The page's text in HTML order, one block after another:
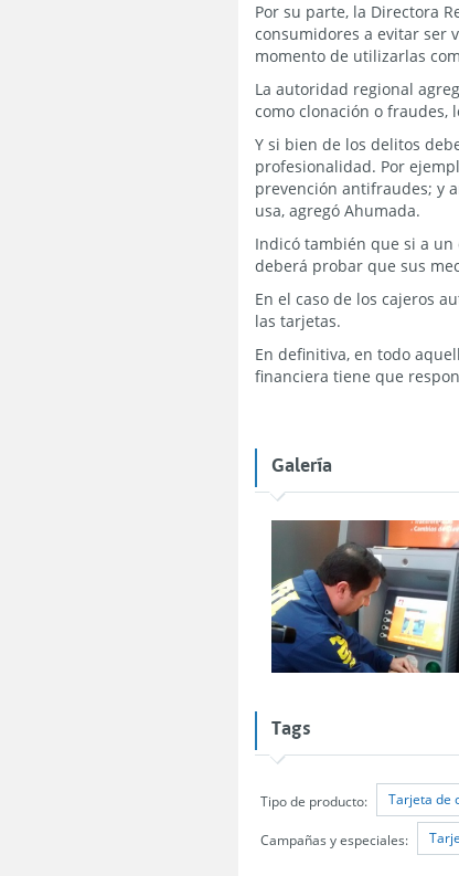
Por su parte, la Directora
consumidores a evitar ser
momento de utilizarlas
La autoridad regional
como clonación o fraudes,
Y si bien de los delitos
profesionalidad. Por
prevención antifraudes; y
usa, agregó Ahumada.
Indicó también que si a
deberá probar que sus
En el caso de los cajeros
las tarjetas.
En definitiva, en todo
financiera tiene que
Galería
Tags
Tipo de producto: Tarjeta de
Campañas y especiales: